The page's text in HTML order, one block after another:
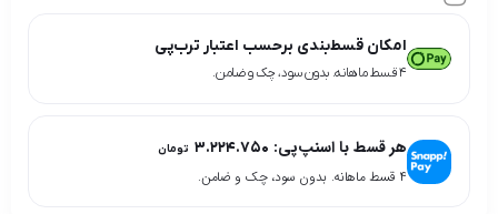
امکان قسط‌بندی برحسب اعتبار ترب‌پی
۴ قسط ماهانه. بدون سود، چک و ضامن.
هر قسط با اسنپ‌پی: ۳.۲۲۴.۷۵۰ تومان
۴ قسط ماهانه. بدون سود، چک و ضامن.